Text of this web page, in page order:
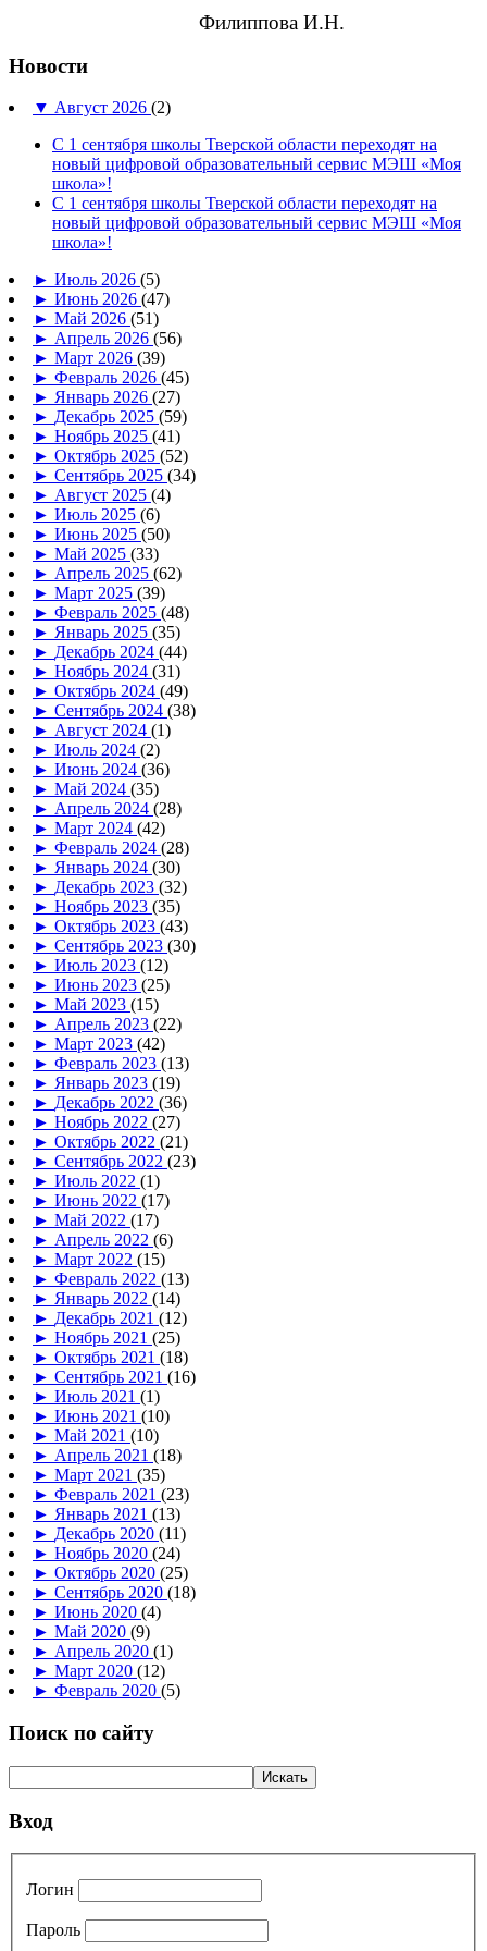
Филиппова И.Н.
Новости
▼ Август 2026 (2)
С 1 сентября школы Тверской области переходят на
новый цифровой образовательный сервис МЭШ «Моя
школа»!
С 1 сентября школы Тверской области переходят на
новый цифровой образовательный сервис МЭШ «Моя
школа»!
► Июль 2026 (5)
► Июнь 2026 (47)
► Май 2026 (51)
► Апрель 2026 (56)
► Март 2026 (39)
► Февраль 2026 (45)
► Январь 2026 (27)
► Декабрь 2025 (59)
► Ноябрь 2025 (41)
► Октябрь 2025 (52)
► Сентябрь 2025 (34)
► Август 2025 (4)
► Июль 2025 (6)
► Июнь 2025 (50)
► Май 2025 (33)
► Апрель 2025 (62)
► Март 2025 (39)
► Февраль 2025 (48)
► Январь 2025 (35)
► Декабрь 2024 (44)
► Ноябрь 2024 (31)
► Октябрь 2024 (49)
► Сентябрь 2024 (38)
► Август 2024 (1)
► Июль 2024 (2)
► Июнь 2024 (36)
► Май 2024 (35)
► Апрель 2024 (28)
► Март 2024 (42)
► Февраль 2024 (28)
► Январь 2024 (30)
► Декабрь 2023 (32)
► Ноябрь 2023 (35)
► Октябрь 2023 (43)
► Сентябрь 2023 (30)
► Июль 2023 (12)
► Июнь 2023 (25)
► Май 2023 (15)
► Апрель 2023 (22)
► Март 2023 (42)
► Февраль 2023 (13)
► Январь 2023 (19)
► Декабрь 2022 (36)
► Ноябрь 2022 (27)
► Октябрь 2022 (21)
► Сентябрь 2022 (23)
► Июль 2022 (1)
► Июнь 2022 (17)
► Май 2022 (17)
► Апрель 2022 (6)
► Март 2022 (15)
► Февраль 2022 (13)
► Январь 2022 (14)
► Декабрь 2021 (12)
► Ноябрь 2021 (25)
► Октябрь 2021 (18)
► Сентябрь 2021 (16)
► Июль 2021 (1)
► Июнь 2021 (10)
► Май 2021 (10)
► Апрель 2021 (18)
► Март 2021 (35)
► Февраль 2021 (23)
► Январь 2021 (13)
► Декабрь 2020 (11)
► Ноябрь 2020 (24)
► Октябрь 2020 (25)
► Сентябрь 2020 (18)
► Июнь 2020 (4)
► Май 2020 (9)
► Апрель 2020 (1)
► Март 2020 (12)
► Февраль 2020 (5)
Поиск по сайту
Вход
Логин
Пароль